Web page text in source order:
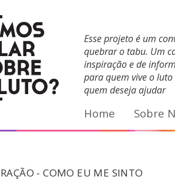
Esse projeto é um
quebrar o tabu. Um
inspiração e de
para quem vive o
quem deseja ajudar
FacebookYouTube
Home Sobre
-COMO EU ME SINTO